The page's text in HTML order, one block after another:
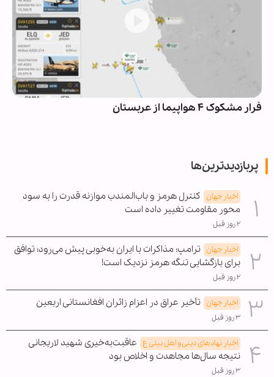
فرار مشکوک ۴ هواپیما از عربستان
پربازدیدترین‌ها
اخبار جهان کنترل هرمز و باب‌المندب موازنه قدرت را به سود
محور مقاومت تغییر داده است
۲ روز قبل
اخبار جهان ترامپ: مذاکرات با ایران به‌خوبی پیش می‌رود؛ توافق
برای بازگشایی تنگه هرمز نزدیک است!
۲ روز قبل
اخبار جهان تأخیر عراق در اعزام زائران افغانستانی اربعین
۳ روز قبل
اخبار نهادهای دینی و اهل بیتی ع عاقبت‌به‌خیری شهید لاریجانی
نتیجه سال‌ها مجاهدت و اخلاص بود
۳ روز قبل